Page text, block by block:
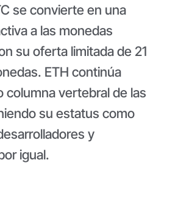
se convierte en una
a las monedas
su oferta limitada de 21
ETH continúa
columna vertebral de las
su estatus como
y
igual.